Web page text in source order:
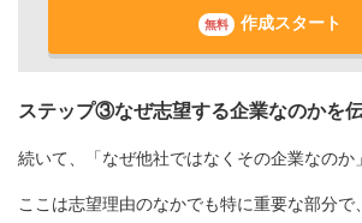
無料 作成スタート
ステップ③なぜ志望する企業なのかを
続いて、「なぜ他社ではなくその企業なのか
ここは志望理由のなかでも特に重要な部分で、